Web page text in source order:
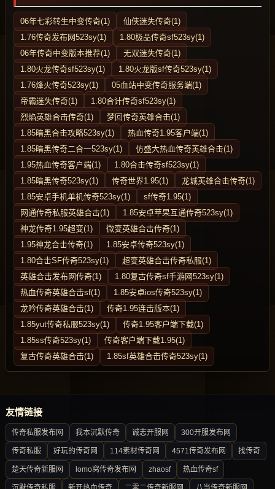
06年七彩转生中变传奇(1)
仙侠迷失传奇(1)
1.76传奇发布网523sy(1)
1.80极品传奇sf523sy(1)
06年传奇中变版本推荐(1)
无双迷失传奇(1)
1.80火龙传奇sf523sy(1)
1.80火龙版sf传奇523sy(1)
1.76烽火传奇523sy(1)
05血站中变传奇服务端(1)
帝霸迷失传奇(1)
1.80合计传奇sf523sy(1)
烈焰英雄合击传奇(1)
梦回传奇英雄合击(1)
1.85暗黑合击攻略523sy(1)
热血传奇1.95客户端(1)
1.85暗黑传奇二合一523sy(1)
仿盛大热血传奇英雄合击(1)
1.95热血传奇客户端(1)
1.80合击传奇sf523sy(1)
1.85暗黑传奇523sy(1)
传奇世界1.95(1)
龙城英雄合击传奇(1)
1.85安卓手机单机传奇523sy(1)
sf传奇1.95(1)
网通传奇私服英雄合击(1)
1.85安卓苹果互通传奇523sy(1)
神龙传奇1.95超变(1)
微变英雄合击传奇(1)
1.95神龙合击传奇(1)
1.85安卓传奇523sy(1)
1.80合击SF传奇523sy(1)
超变英雄合击传奇私服(1)
英雄合击发布网传奇(1)
1.80复古传奇sf手游网523sy(1)
热血传奇英雄合击sf(1)
1.85安卓ios传奇523sy(1)
龙吟传奇英雄合击(1)
传奇1.95连击版本(1)
1.85yut传奇私服523sy(1)
传奇1.95客户端下载(1)
1.85ss传奇523sy(1)
传奇客户端下载1.95(1)
复古传奇英雄合击(1)
1.85sf英雄合击传奇523sy(1)
友情链接
传奇私服发布网 我本沉默传奇 诚志开服网 300开服发布网
传奇私服 好玩的传奇网 114素材传奇网 4571传奇发布网 找传奇
楚天传奇新服网 lomo窝传奇发布网 zhaosf 热血传奇sf